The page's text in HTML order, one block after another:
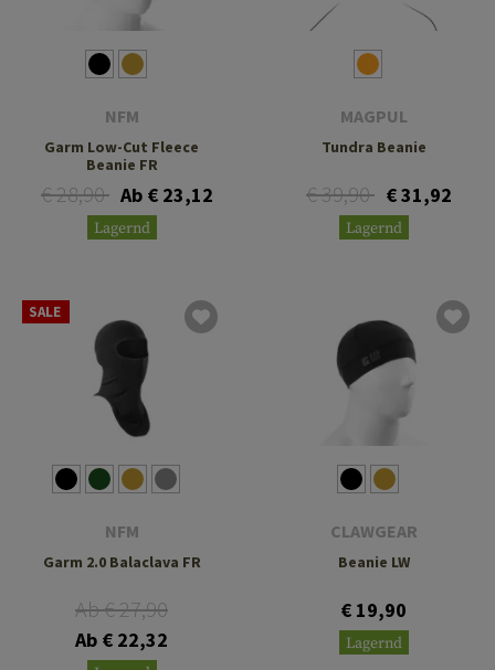
NFM
Garm Low-Cut Fleece
Beanie FR
€ 28,90 Ab € 23,12
Lagernd
MAGPUL
Tundra Beanie
€ 39,90 € 31,92
Lagernd
SALE
NFM
Garm 2.0 Balaclava FR
Ab € 27,90
Ab € 22,32
CLAWGEAR
Beanie LW
€ 19,90
Lagernd